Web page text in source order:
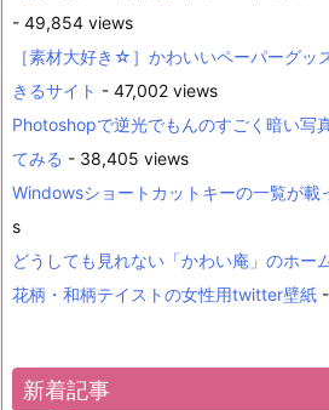
- 49,854 views
［素材大好き☆］かわいいペーパーグッ
きるサイト - 47,002 views
Photoshopで逆光でもんのすごく暗い写
てみる - 38,405 views
Windowsショートカットキーの一覧が載
s
どうしても見れない「かわい庵」のホー
花柄・和柄テイストの女性用twitter壁紙
新着記事